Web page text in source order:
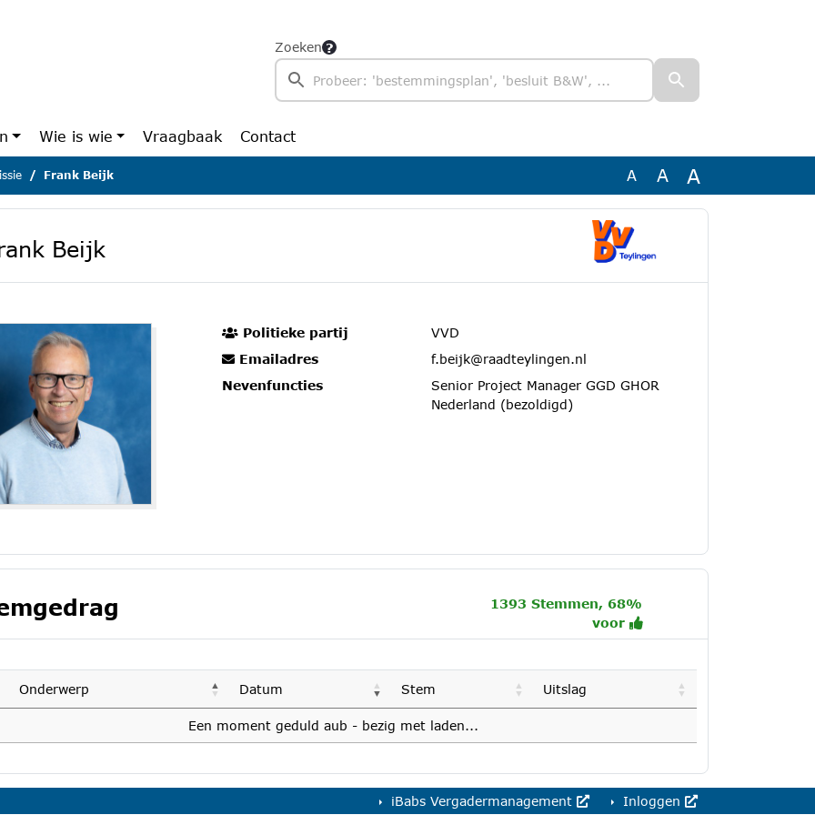
Zoeken
Wie is wie Vraagbaak Contact
Frank Beijk A A A
Beijk
Politieke partij
VVD
Emailadres
f.beijk@raadteylingen.nl
Nevenfuncties
Senior Project Manager GGD GHOR
Nederland (bezoldigd)
1393 Stemmen, 68%
voor
Onderwerp Datum Stem Uitslag
Een moment geduld aub - bezig met laden...
iBabs Vergadermanagement Inloggen